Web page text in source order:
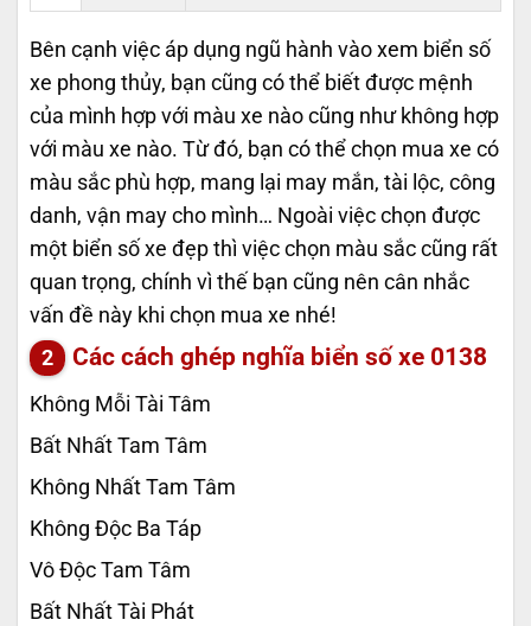
Bên cạnh việc áp dụng ngũ hành vào xem biển số
xe phong thủy, bạn cũng có thể biết được mệnh
của mình hợp với màu xe nào cũng như không hợp
với màu xe nào. Từ đó, bạn có thể chọn mua xe có
màu sắc phù hợp, mang lại may mắn, tài lộc, công
danh, vận may cho mình… Ngoài việc chọn được
một biển số xe đẹp thì việc chọn màu sắc cũng rất
quan trọng, chính vì thế bạn cũng nên cân nhắc
vấn đề này khi chọn mua xe nhé!
Các cách ghép nghĩa biển số xe 0138
Không Mỗi Tài Tâm
Bất Nhất Tam Tâm
Không Nhất Tam Tâm
Không Độc Ba Táp
Vô Độc Tam Tâm
Bất Nhất Tài Phát